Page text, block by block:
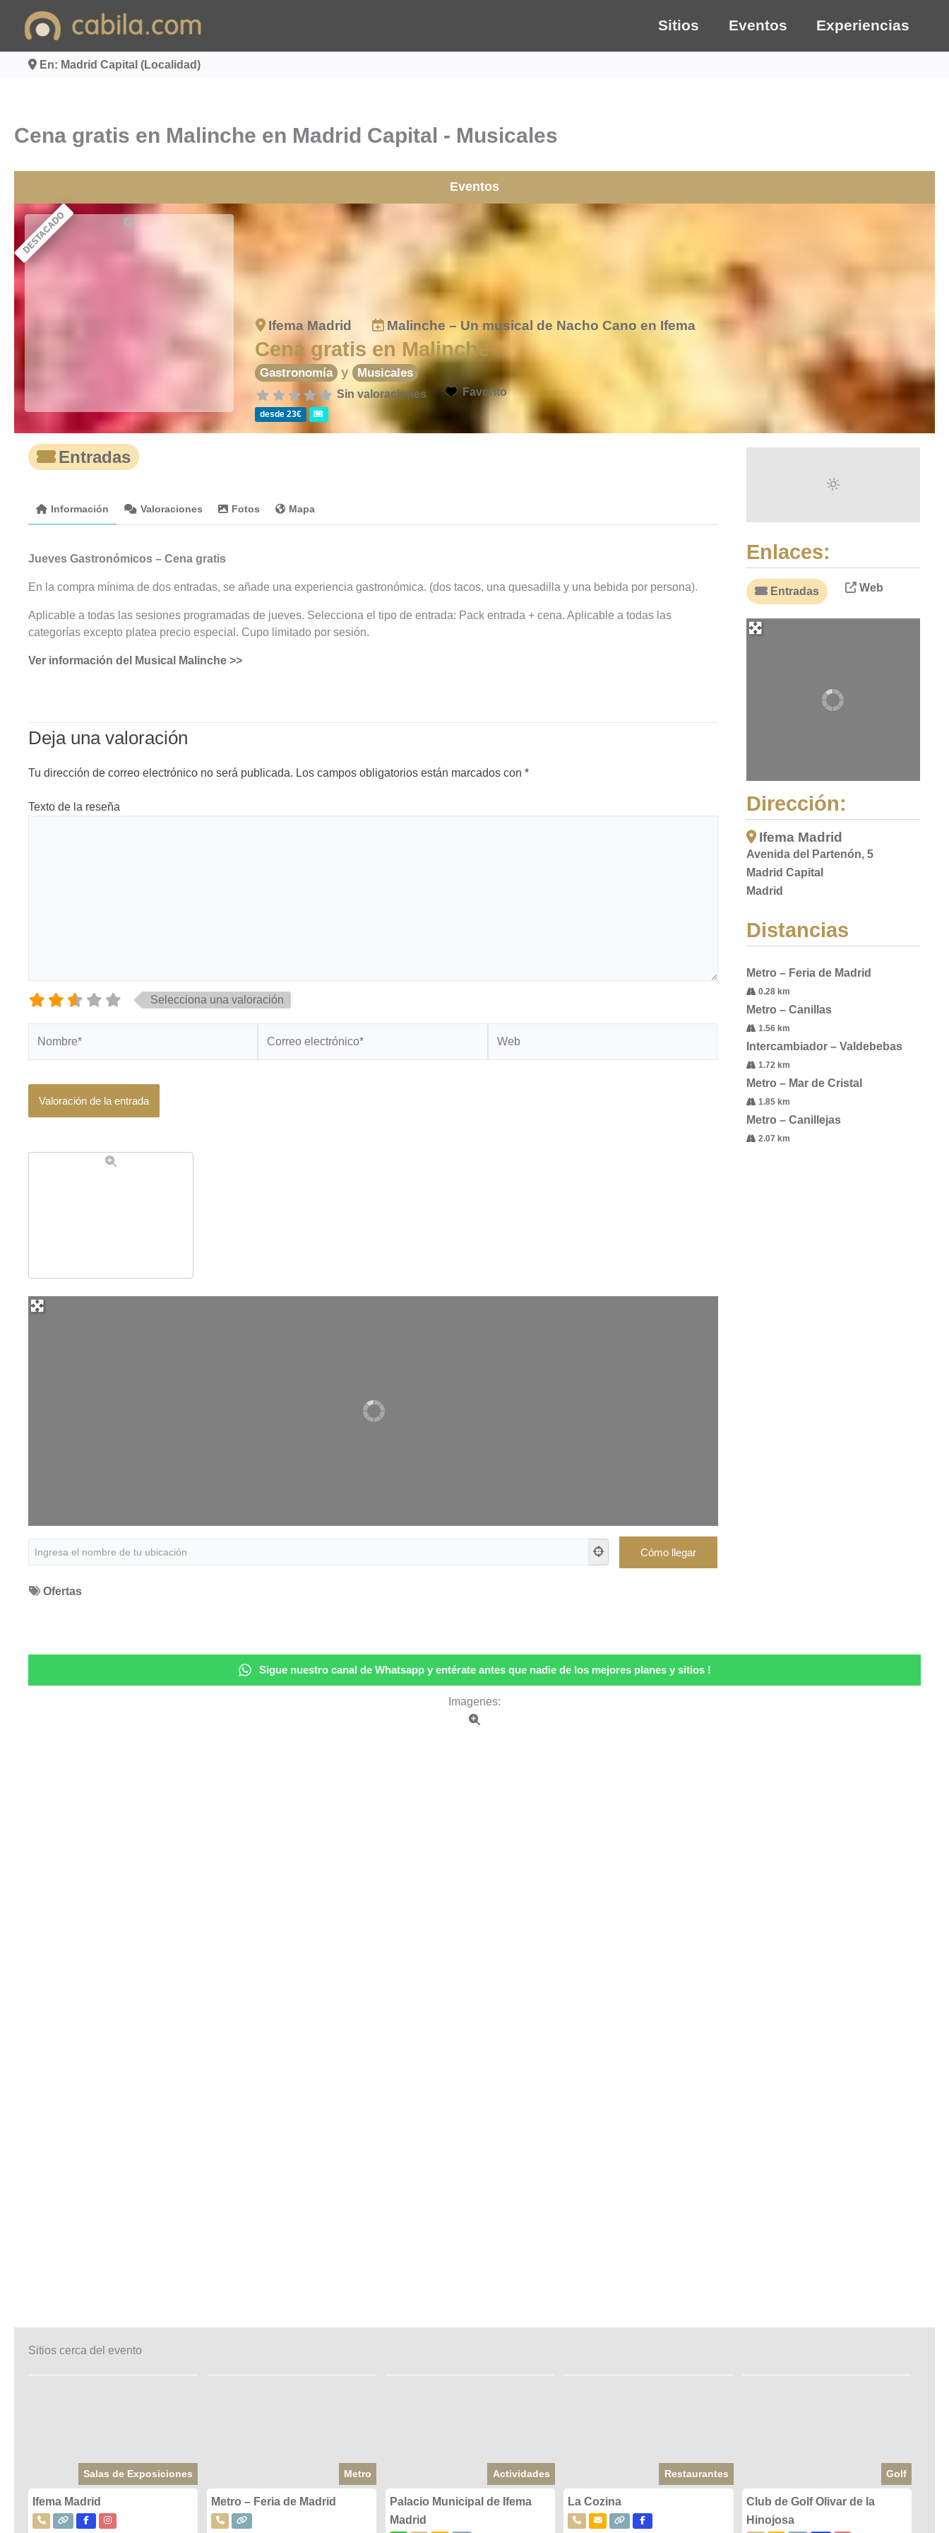
Sitios Eventos Experiencias
En: Madrid Capital (Localidad)
Cena gratis en Malinche en Madrid Capital - Musicales
Eventos
DESTACADO
Ifema Madrid Malinche – Un musical de Nacho Cano en Ifema
Cena gratis en Malinche
Gastronomía y Musicales
Sin valoraciones Favorito
desde 23€
Entradas
Información Valoraciones Fotos Mapa
Jueves Gastronómicos – Cena gratis
En la compra mínima de dos entradas, se añade una experiencia gastronómica. (dos tacos, una quesadilla y una bebida por persona).
Aplicable a todas las sesiones programadas de jueves. Selecciona el tipo de entrada: Pack entrada + cena. Aplicable a todas las
categorías excepto platea precio especial. Cupo limitado por sesión.
Ver información del Musical Malinche >>
Deja una valoración
Tu dirección de correo electrónico no será publicada. Los campos obligatorios están marcados con *
Texto de la reseña
Selecciona una valoración
electrónico*
Ofertas
Enlaces:
Entradas Web
Dirección:
Ifema Madrid
Avenida del Partenón, 5
Madrid Capital
Madrid
Distancias
Metro – Feria de Madrid
0.28 km
Metro – Canillas
1.56 km
Intercambiador – Valdebebas
1.72 km
Metro – Mar de Cristal
1.85 km
Metro – Canillejas
2.07 km
Sigue nuestro canal de Whatsapp y entérate antes que nadie de los mejores planes y sitios !
Imagenes:
Sitios cerca del evento
Salas de Exposiciones
Ifema Madrid
Metro
Metro – Feria de Madrid
Actividades
Palacio Municipal de Ifema
Madrid
Restaurantes
La Cozina
Golf
Club de Golf Olivar de la
Hinojosa